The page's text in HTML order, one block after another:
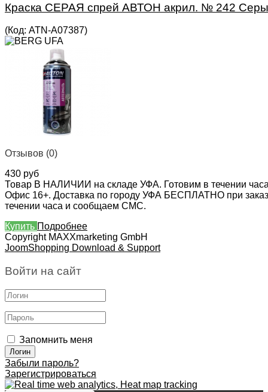
Краска СЕРАЯ спрей АВТОН акрил. № 242
(Код: ATN-A07387)
Отзывов (0)
430 руб
Товар В НАЛИЧИИ на складе УФА. Готовим в течении
Офис 16+. Доставка по городу УФА БЕСПЛАТНО при
течении часа и сообщаем СМС.
Купить Подробнее
Copyright MAXXmarketing GmbH
JoomShopping Download & Support
Войти на сайт
Запомнить меня
Забыли пароль?
Зарегистрироваться